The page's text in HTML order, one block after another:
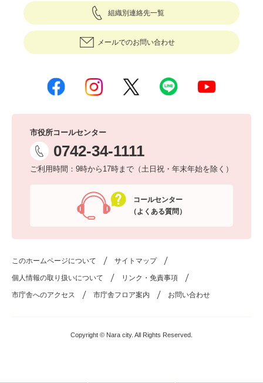
組織別連絡先一覧
メールでのお問い合わせ
市役所コールセンター
0742-34-1111
ご利用時間：9時から17時まで（土日祝・年末年始を除く）
コールセンター
（よくある質問）
このホームページについて サイトマップ
個人情報の取り扱いについて リンク・免責事項
市庁舎へのアクセス 市庁舎フロア案内 お問い合わせ
Copyright © Nara city. All Rights Reserved.